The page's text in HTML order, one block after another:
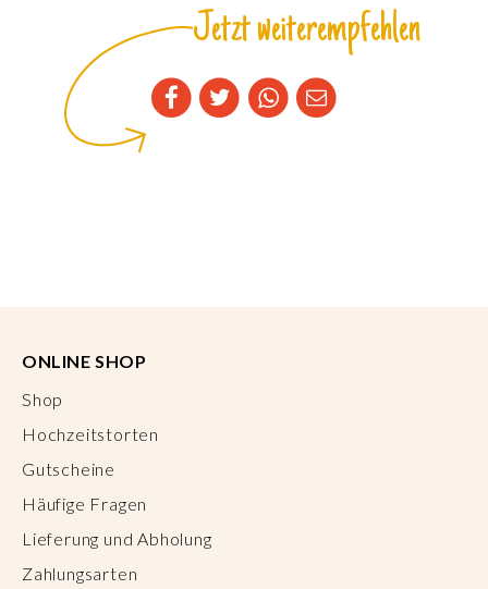
Jetzt weiterempfehlen
ONLINE SHOP
Shop
Hochzeitstorten
Gutscheine
Häufige Fragen
Lieferung und Abholung
Zahlungsarten